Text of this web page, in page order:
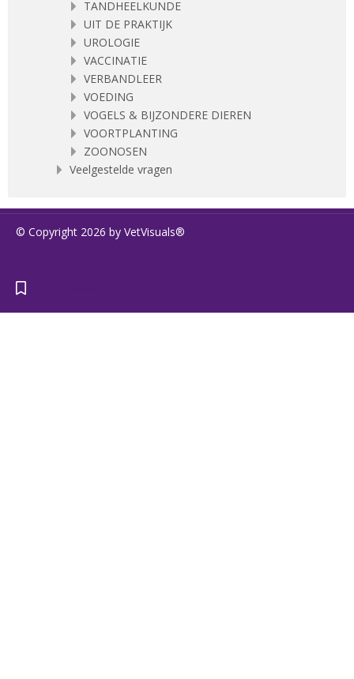
TANDHEELKUNDE
UIT DE PRAKTIJK
UROLOGIE
VACCINATIE
VERBANDLEER
VOEDING
VOGELS & BIJZONDERE DIEREN
VOORTPLANTING
ZOONOSEN
Veelgestelde vragen
© Copyright 2026 by VetVisuals®